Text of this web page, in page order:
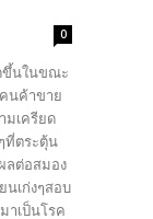
0
ขึ้นในขณะ
นค้าขาย
มเครียด
ที่ตระตุ้น
ลต่อสมอง
นเก่งๆสอบ
าเป็นโรค